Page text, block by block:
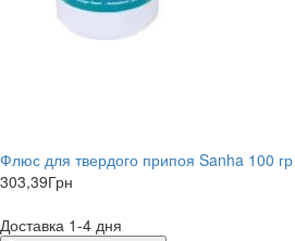
Флюс для твердого припоя Sanha 100 гр
303,39Грн
Доставка 1-4 дня